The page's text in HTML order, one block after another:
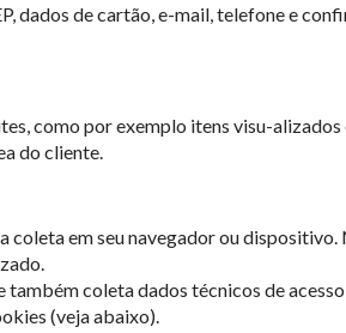
dados de cartão, e-mail, telefone e
como por exemplo itens visu-alizados
do cliente.
coleta em seu navegador ou dispositivo.
coleta dados técnicos de
(veja abaixo).